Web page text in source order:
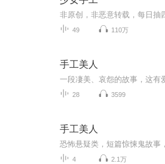
49 110万
手工美人
28 3599
手工美人
4 2.1万